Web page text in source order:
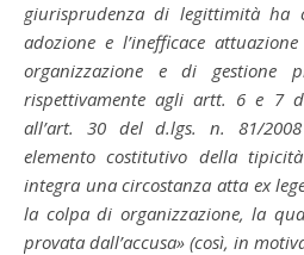
giurisprudenza di legittimità ha
adozione e l’inefficace
organizzazione e di gestione
rispettivamente agli artt. 6 e 7
all’art. 30 del d.lgs. n. 81/
elemento costitutivo della
integra una circostanza atta ex
la colpa di organizzazione, la
provata dall’accusa» (così, in